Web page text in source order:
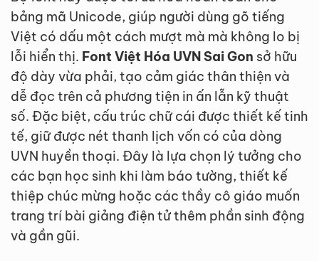
bảng mã Unicode, giúp người dùng gõ tiếng
Việt có dấu một cách mượt mà mà không lo bị
lỗi hiển thị. Font Việt Hóa UVN Sai Gon sở hữu
độ dày vừa phải, tạo cảm giác thân thiện và
dễ đọc trên cả phương tiện in ấn lẫn kỹ thuật
số. Đặc biệt, cấu trúc chữ cái được thiết kế tinh
tế, giữ được nét thanh lịch vốn có của dòng
UVN huyền thoại. Đây là lựa chọn lý tưởng cho
các bạn học sinh khi làm báo tường, thiết kế
thiệp chúc mừng hoặc các thầy cô giáo muốn
trang trí bài giảng điện tử thêm phần sinh động
và gần gũi.